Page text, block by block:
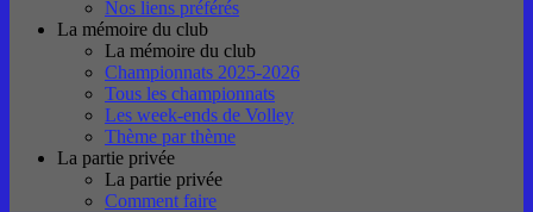
Nos liens préférés
La mémoire du club
La mémoire du club
Championnats 2025-2026
Tous les championnats
Les week-ends de Volley
Thème par thème
La partie privée
La partie privée
Comment faire